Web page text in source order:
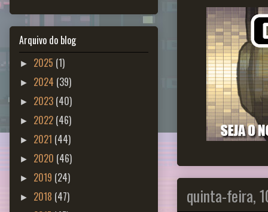
quinta-feira,
Arquivo do blog
► 2025 (1)
► 2024 (39)
► 2023 (40)
► 2022 (46)
► 2021 (44)
► 2020 (46)
► 2019 (24)
► 2018 (47)